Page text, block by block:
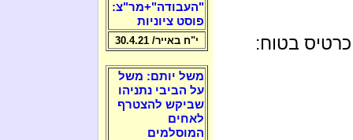
בטוח:
"העבודה"+מר"צ:
פוסט ציוניות
י"ח באייר/ 30.4.21
משל יותם: משל
על הביבי נתניהו
שביקש להצטרף
לאחים
המוסלמים